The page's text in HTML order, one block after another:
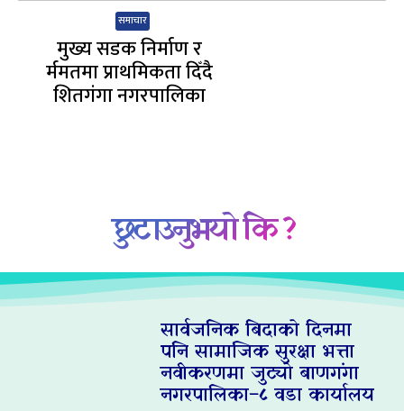
समाचार
मुख्य सडक निर्माण र
र्ममतमा प्राथमिकता दिँदै
शितगंगा नगरपालिका
छुटाउनुभयो कि ?
सार्वजनिक बिदाको दिनमा
पनि सामाजिक सुरक्षा भत्ता
नवीकरणमा जुट्यो बाणगंगा
नगरपालिका–८ वडा कार्यालय